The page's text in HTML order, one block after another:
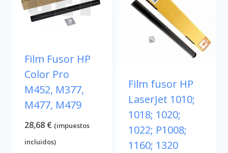
Film Fusor HP
Color Pro
M452, M377,
M477, M479
28,68 € (impuestos
incluidos)
Film fusor HP
LaserJet 1010;
1018; 1020;
1022; P1008;
1160; 1320